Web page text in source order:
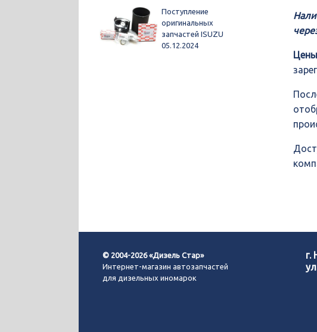
Поступление
оригинальных
запчастей ISUZU
05.12.2024
© 2004-2026 «Дизель Стар»
Интернет-магазин автозапчастей
для дизельных иномарок
г.